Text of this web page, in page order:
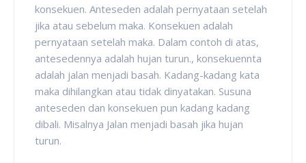
konsekuen. Anteseden adalah pernyataan setelah
jika atau sebelum maka. Konsekuen adalah
pernyataan setelah maka. Dalam contoh di atas,
antesedennya adalah hujan turun., konsekuennta
adalah jalan menjadi basah. Kadang-kadang kata
maka dihilangkan atau tidak dinyatakan. Susuna
anteseden dan konsekuen pun kadang kadang
dibali. Misalnya Jalan menjadi basah jika hujan
turun.